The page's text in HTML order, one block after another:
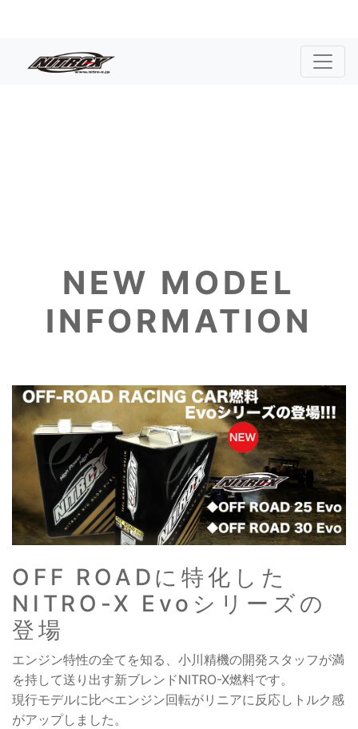
NEW MODEL
INFORMATION
OFF ROADに特化した
NITRO-X Evoシリーズの
登場
エンジン特性の全てを知る、小川精機の開発スタッフが満
を持して送り出す新ブレンドNITRO-X燃料です。
現行モデルに比べエンジン回転がリニアに反応しトルク感
がアップしました。